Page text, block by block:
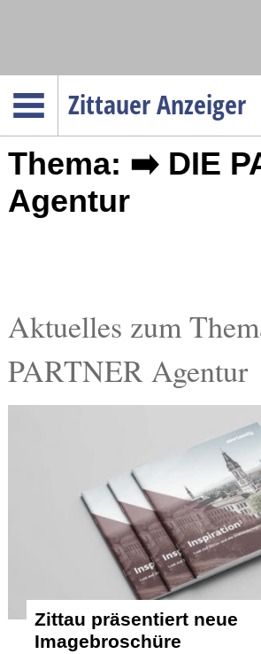
Zittauer Anzeiger
Menüpunkte
Startseite
Gesellschaft
Gesundheit
Kultur
Thema: ➡️ DIE
Agentur
Aktuelles zum
PARTNER Agentur
Zittau präsentiert neue
Imagebroschüre